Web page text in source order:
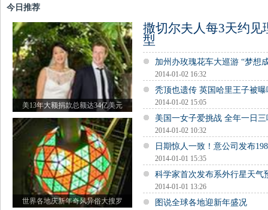
今日推荐
美13年大额捐款总额达34亿美元
世界各地庆新年奇风异俗大搜罗
撒切尔夫人每3天约见
型
加州办玫瑰花车大巡游 “梦想
2014-01-02 16:32
秃顶也遗传 英国哈里王子被
2014-01-02 15:05
美国一女子爱挑战 全年一日
2014-01-02 10:32
日期惊人一致！意公司发布
2014-01-01 15:35
科学家首次发布系外行星天气
2014-01-01 13:26
图说全球各地迎新年盛况